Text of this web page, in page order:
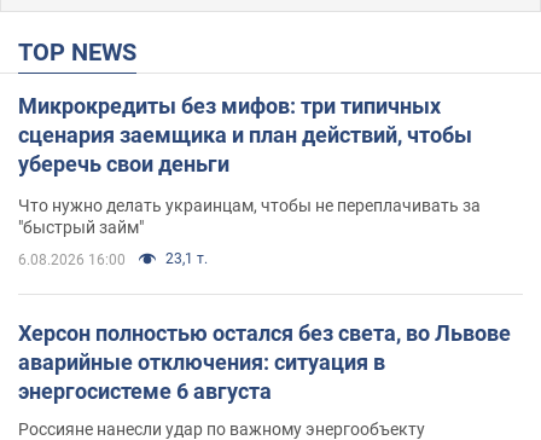
TOP NEWS
Микрокредиты без мифов: три типичных
сценария заемщика и план действий, чтобы
уберечь свои деньги
Что нужно делать украинцам, чтобы не переплачивать за
"быстрый займ"
6.08.2026 16:00 23,1 т.
Херсон полностью остался без света, во Львове
аварийные отключения: ситуация в
энергосистеме 6 августа
Россияне нанесли удар по важному энергообъекту